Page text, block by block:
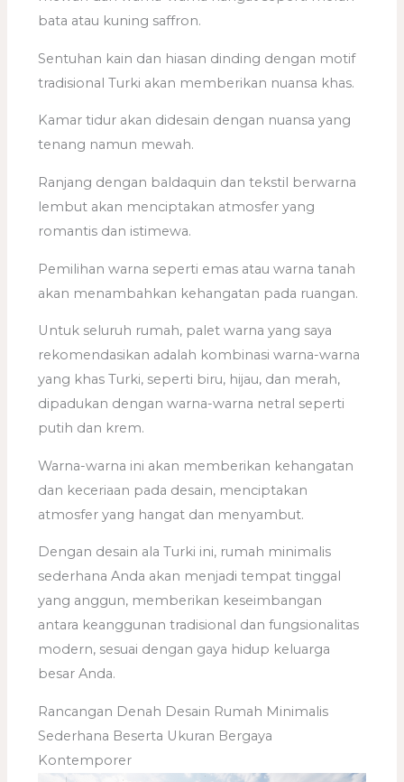
bata atau kuning saffron.
Sentuhan kain dan hiasan dinding dengan motif
tradisional Turki akan memberikan nuansa khas.
Kamar tidur akan didesain dengan nuansa yang
tenang namun mewah.
Ranjang dengan baldaquin dan tekstil berwarna
lembut akan menciptakan atmosfer yang
romantis dan istimewa.
Pemilihan warna seperti emas atau warna tanah
akan menambahkan kehangatan pada ruangan.
Untuk seluruh rumah, palet warna yang saya
rekomendasikan adalah kombinasi warna-warna
yang khas Turki, seperti biru, hijau, dan merah,
dipadukan dengan warna-warna netral seperti
putih dan krem.
Warna-warna ini akan memberikan kehangatan
dan keceriaan pada desain, menciptakan
atmosfer yang hangat dan menyambut.
Dengan desain ala Turki ini, rumah minimalis
sederhana Anda akan menjadi tempat tinggal
yang anggun, memberikan keseimbangan
antara keanggunan tradisional dan fungsionalitas
modern, sesuai dengan gaya hidup keluarga
besar Anda.
Rancangan Denah Desain Rumah Minimalis
Sederhana Beserta Ukuran Bergaya
Kontemporer